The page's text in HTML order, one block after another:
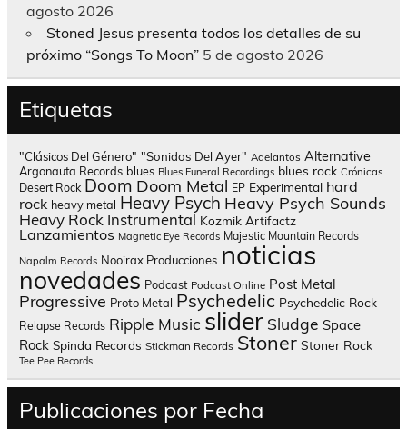
agosto 2026
Stoned Jesus presenta todos los detalles de su
próximo “Songs To Moon” 5 de agosto 2026
Etiquetas
"Clásicos Del Género" "Sonidos Del Ayer" Adelantos Alternative
Argonauta Records blues Blues Funeral Recordings blues rock Crónicas
Desert Rock Doom Doom Metal EP Experimental hard
rock heavy metal Heavy Psych Heavy Psych Sounds
Heavy Rock Instrumental Kozmik Artifactz
Lanzamientos Magnetic Eye Records Majestic Mountain Records
Napalm Records Nooirax Producciones noticias
novedades Podcast Podcast Online Post Metal
Progressive Proto Metal Psychedelic Psychedelic Rock
Relapse Records Ripple Music slider Sludge Space
Rock Spinda Records Stickman Records Stoner Stoner Rock
Tee Pee Records
Publicaciones por Fecha